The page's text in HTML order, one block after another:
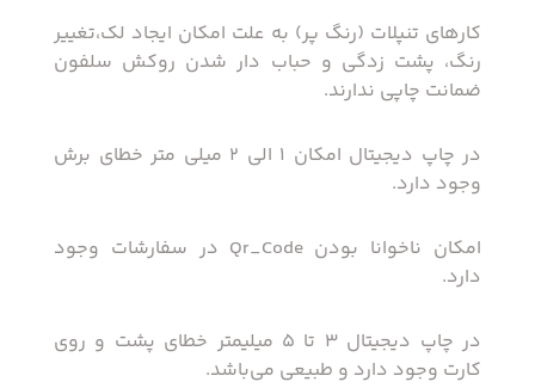
کارهای تنپلات (رنگ پر) به علت امکان ایجاد لک،تغییر
رنگ، پشت زدگی و حباب دار شدن روکش سلفون
ضمانت چاپی ندارند.
در چاپ دیجیتال امکان 1 الی 2 میلی متر خطای برش
وجود دارد.
امکان ناخوانا بودن Qr_Code در سفارشات وجود
دارد.
در چاپ دیجیتال 3 تا 5 میلیمتر خطای پشت و روی
کارت وجود دارد و طبیعی می‌باشد.